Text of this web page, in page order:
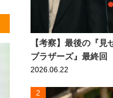
【考察】最後の『
ブラザーズ』最終回
2026.06.22
2